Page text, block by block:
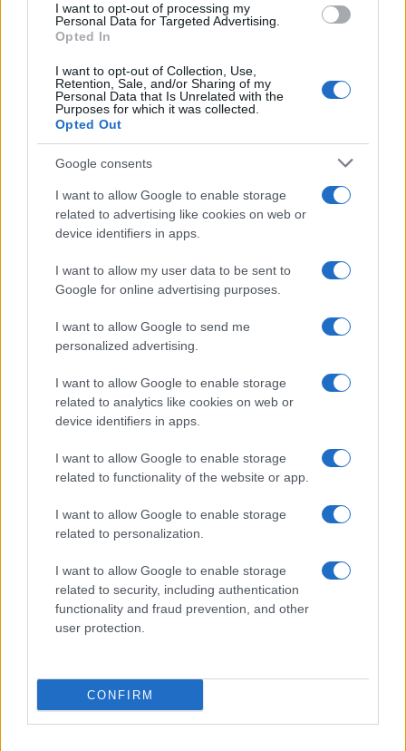
consent section.
I want to opt-out of processing my
Personal Data for Targeted Advertising.
Opted In
I want to opt-out of Collection, Use,
Retention, Sale, and/or Sharing of my
Personal Data that Is Unrelated with the
Purposes for which it was collected.
Opted Out
Google consents
I want to allow Google to enable storage
related to advertising like cookies on web or
device identifiers in apps.
I want to allow my user data to be sent to
Google for online advertising purposes.
I want to allow Google to send me
personalized advertising.
I want to allow Google to enable storage
related to analytics like cookies on web or
device identifiers in apps.
I want to allow Google to enable storage
related to functionality of the website or app.
I want to allow Google to enable storage
related to personalization.
I want to allow Google to enable storage
related to security, including authentication
functionality and fraud prevention, and other
user protection.
CONFIRM
FRASI
Frasi celebri
Frasi da condividere
Poesie
Frasi dei film
Frasi film più lette
Incipit dei film
Film più cercati
Frasi sul cinema
SERVIZI
Mappa del sito
Cookie Policy
Frasi suddivise per tema
Indice degli autori
Aforismi .meglio.it è l'archivio web dedicato a frasi,
aforismi e citazioni più grande del web (137.890 frasi in
database) • ©2005-2025 • La riproduzione dei testi è
consentita citando la fonte secondo la Licenza
il sito ricava una commissione sugli acquisti idonei. •
Contatti